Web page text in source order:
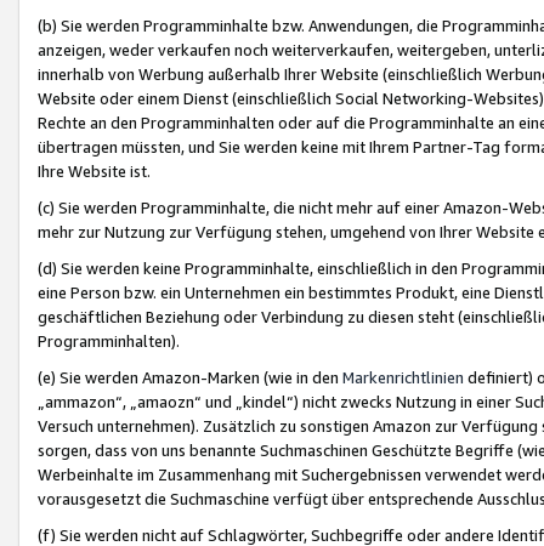
(b) Sie werden Programminhalte bzw. Anwendungen, die
anzeigen, weder verkaufen noch weiterverkaufen, weitergeben,
innerhalb von Werbung außerhalb Ihrer Website (einschließlich
Website oder einem Dienst (einschließlich Social Networking-
Rechte an den Programminhalten oder auf die Programminhalte an
übertragen müssten, und Sie werden keine mit Ihrem Partner-Tag
Ihre Website ist.
(c) Sie werden Programminhalte, die nicht mehr auf einer Amazon-
mehr zur Nutzung zur Verfügung stehen, umgehend von Ihrer
(d) Sie werden keine Programminhalte, einschließlich in den
eine Person bzw. ein Unternehmen ein bestimmtes Produkt, eine
geschäftlichen Beziehung oder Verbindung zu diesen steht
Programminhalten).
(e) Sie werden Amazon-Marken (wie in den Markenrichtlinien definiert)
„ammazon“, „amaozn“ und „kindel“) nicht zwecks Nutzung in einer
Versuch unternehmen). Zusätzlich zu sonstigen Amazon zur
sorgen, dass von uns benannte Suchmaschinen Geschützte Begriffe
Werbeinhalte im Zusammenhang mit Suchergebnissen verwendet
vorausgesetzt die Suchmaschine verfügt über entsprechende
(f) Sie werden nicht auf Schlagwörter, Suchbegriffe oder andere